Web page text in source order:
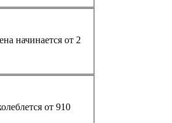
начинается от 2